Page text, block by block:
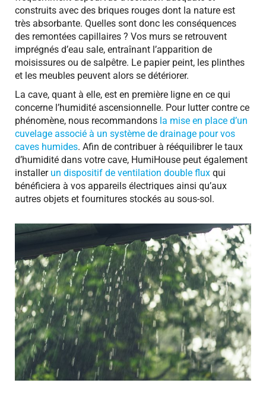
construits avec des briques rouges dont la nature est
très absorbante. Quelles sont donc les conséquences
des remontées capillaires ? Vos murs se retrouvent
imprégnés d’eau sale, entraînant l’apparition de
moisissures ou de salpêtre. Le papier peint, les plinthes
et les meubles peuvent alors se détériorer.
La cave, quant à elle, est en première ligne en ce qui
concerne l’humidité ascensionnelle. Pour lutter contre ce
phénomène, nous recommandons la mise en place d’un
cuvelage associé à un système de drainage pour vos
caves humides. Afin de contribuer à rééquilibrer le taux
d’humidité dans votre cave, HumiHouse peut également
installer un dispositif de ventilation double flux qui
bénéficiera à vos appareils électriques ainsi qu’aux
autres objets et fournitures stockés au sous-sol.